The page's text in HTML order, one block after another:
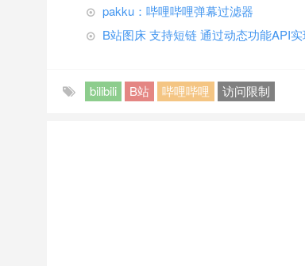
pakku：哔哩哔哩弹幕过滤器
B站图床 支持短链 通过动态功能API
bilibili B站 哔哩哔哩 访问限制